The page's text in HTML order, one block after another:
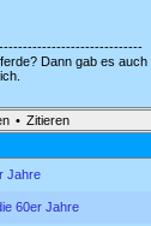
Dann gab es auch
• Zitieren
Jahre
60er Jahre